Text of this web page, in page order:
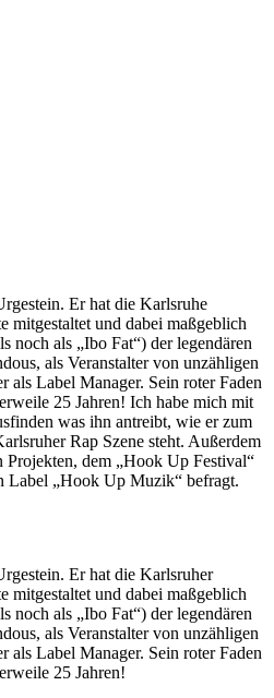
Er hat die Karlsruhe
mitgestaltet und dabei maßgeblich
noch als „Ibo Fat“) der legendären
als Veranstalter von unzähligen
als Label Manager. Sein roter Faden
25 Jahren! Ich habe mich mit
was ihn antreibt, wie er zum
Rap Szene steht. Außerdem
Projekten, dem „Hook Up Festival“
Label „Hook Up Muzik“ befragt.
Er hat die Karlsruher
mitgestaltet und dabei maßgeblich
noch als „Ibo Fat“) der legendären
als Veranstalter von unzähligen
als Label Manager. Sein roter Faden
25 Jahren!